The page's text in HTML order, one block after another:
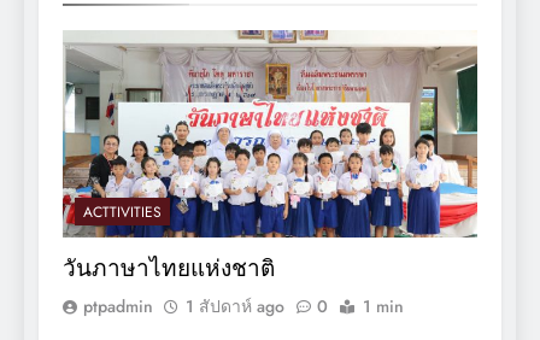
ACTTIVITIES
วันภาษาไทยแห่งชาติ
ptpadmin 1 สัปดาห์ ago 0 1 min